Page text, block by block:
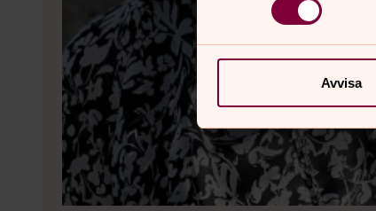
Avvisa